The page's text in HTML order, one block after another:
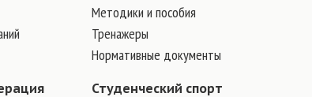
Методики и пособия
Тренажеры
Нормативные документы
Студенческий спорт